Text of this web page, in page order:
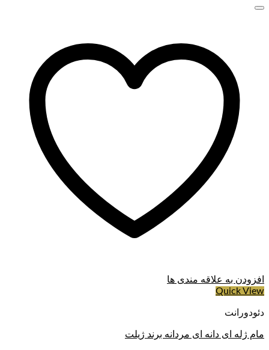
کم‌حجم یا مستعد ریزش دارند گزینه مناسبی محسوب می‌شود .
افزایش حجم مو و کمک به کاهش آسیب‌های مو هستید، شامپو
اوجی ایکس بنفش می‌تواند انتخاب مناسبی برای روتین مراقبت از
مو باشد.
نحوه مصرف شامپو او جی ایکس
در ابتدا موهای خود را با آب خیس کرده و مقدار مناسب، بسته به
حجم مو از شامپو بدون سولفات او جی ایکسogx را به کف دست
بریزید. سپس به کف سر خود بمالید و با کف دست ماساژ دهید. کف
سر خود را اصلا چنگ نزنید. استفاده از شامپو در ساقه موها نیازی
نیست زیرا هنگام آب کشی کف شامپو به ساقه موها می رسد و آن
ها را تمیز میکند. بهتر است بعد از شامپو اگر موهای آسیب دیده
ماسک مو
در ساقه موها استفاده کنید. برای تقویت مو می
توانید بعد از حمام از روغن مو نیز استفاده کنید.
سایر شامپوهای او جی ایکس موجود در میناژ
افزودن به علاقه مندی ها
Quick View
دئودورانت
مام ژله ای دانه ای مردانه برند ژیلت